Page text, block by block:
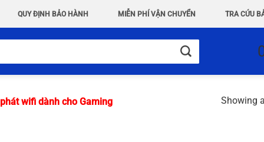
QUY ĐỊNH BẢO HÀNH MIỄN PHÍ VẬN CHUYỂN TRA CỨU
wifi dành cho Gaming Showing